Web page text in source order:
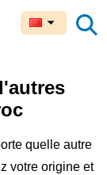
quelle autre
votre origine et